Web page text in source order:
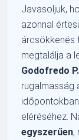
Javasoljuk,
azonnal
árcsökkenés
megtalálja a
Godofredo
rugalmasság
eléréséhez.
egyszerűen,